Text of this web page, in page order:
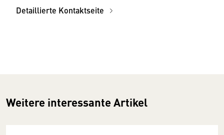
Detaillierte Kontaktseite
Weitere interessante Artikel